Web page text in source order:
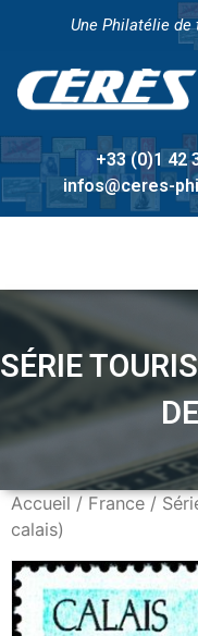
Une Philatélie
+33 (0)1 42
infos@ceres-
SÉRIE
Accueil / France /
calais)